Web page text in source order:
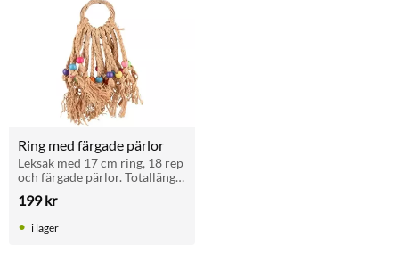
Ring med färgade pärlor
Leksak med 17 cm ring, 18 rep
och färgade pärlor. Totallängd
parakiter. Perfekt för lek,
199kr
i lager